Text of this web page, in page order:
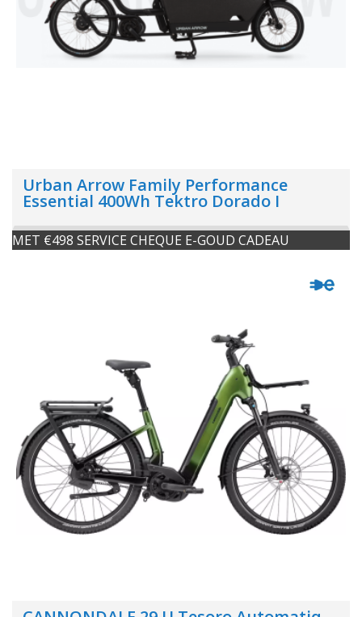
Urban Arrow Family Performance
Essential 400Wh Tektro Dorado I
MET €498 SERVICE CHEQUE E-GOUD CADEAU